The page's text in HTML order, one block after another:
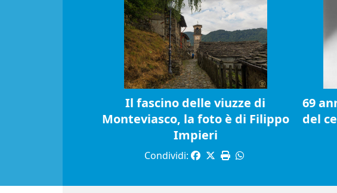
Il fascino delle viuzze di
Monteviasco, la foto è di Filippo
Impieri
Condividi:
69
del